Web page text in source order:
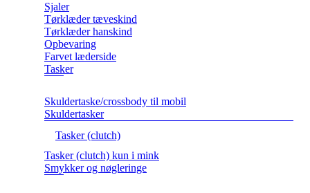
Sjaler
Tørklæder tæveskind
Tørklæder hanskind
Opbevaring
Farvet læderside
Tasker
Skuldertaske/crossbody til mobil
Skuldertasker
Tasker (clutch)
Tasker (clutch) kun i mink
Smykker og nøgleringe